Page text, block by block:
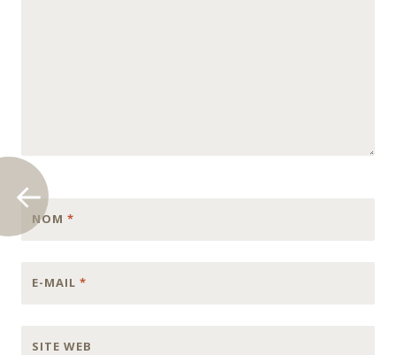
NOM *
E-MAIL *
SITE WEB